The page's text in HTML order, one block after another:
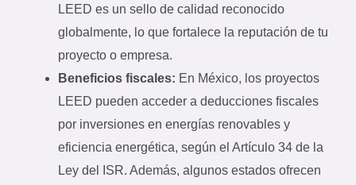
LEED es un sello de calidad reconocido
globalmente, lo que fortalece la reputación de tu
proyecto o empresa.
Beneficios fiscales: En México, los proyectos
LEED pueden acceder a deducciones fiscales
por inversiones en energías renovables y
eficiencia energética, según el Artículo 34 de la
Ley del ISR. Además, algunos estados ofrecen